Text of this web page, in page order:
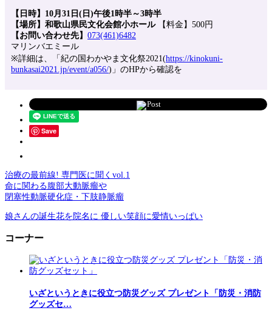
【日時】10月31日(日)午後1時半～3時半
【場所】和歌山県民文化会館小ホール【料金】500円
【お問い合わせ先】 073(461)6482
マリンバエミール
※詳細は、「紀の国わかやま文化祭2021(https://kinokuni-
bunkasai2021.jp/event/a056/)」のHPから確認を
Post
Save
治療の最前線! 専門医に聞くvol.1
命に関わる腹部大動脈瘤や
閉塞性動脈硬化症・下肢静脈瘤
娘さんの誕生花を院名に 優しい笑顔に愛情いっぱい
コーナー
いざというときに役立つ防災グッズ プレゼント「防災・消防
グッズセ…